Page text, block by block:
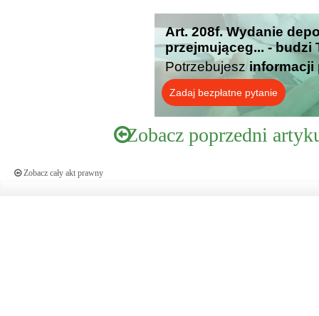
Art. 208f. Wydanie
przejmująceg... - budzi
Potrzebujesz informacji
Zadaj bezpłatne pytanie
Zobacz poprzedni
Zobacz cały akt prawny